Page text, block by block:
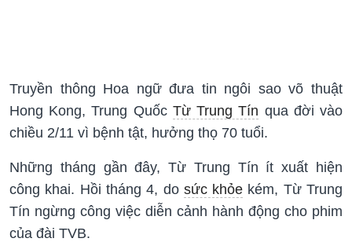
Truyền thông Hoa ngữ đưa tin ngôi sao võ thuật
Hong Kong, Trung Quốc Từ Trung Tín qua đời vào
chiều 2/11 vì bệnh tật, hưởng thọ 70 tuổi.
Những tháng gần đây, Từ Trung Tín ít xuất hiện
công khai. Hồi tháng 4, do sức khỏe kém, Từ Trung
Tín ngừng công việc diễn cảnh hành động cho phim
của đài TVB.